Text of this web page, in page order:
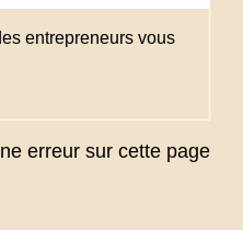
entrepreneurs vous
erreur sur cette page